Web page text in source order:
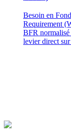
Besoin en
Requirement
BFR normalisé
levier direct
Être recruté en